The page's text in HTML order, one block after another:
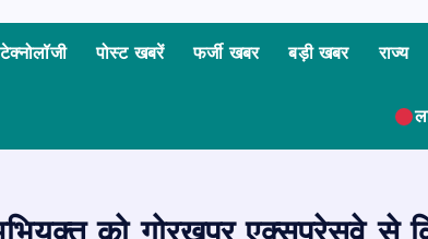
टेक्नोलॉजी पोस्ट खबरें फर्जी खबर बड़ी खबर राज्य